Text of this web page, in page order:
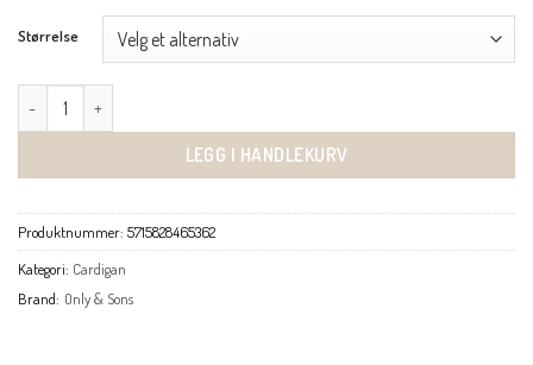
Størrelse
Allan cardigan lysgrå antall
LEGG I HANDLEKURV
Produktnummer: 5715828465362
Kategori: Cardigan
Brand: Only & Sons